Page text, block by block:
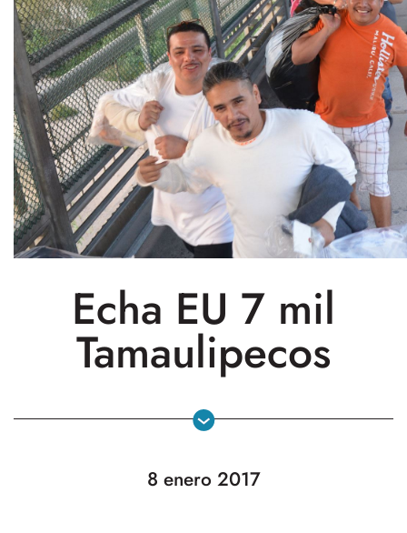
Echa EU 7 mil
Tamaulipecos
8 enero 2017